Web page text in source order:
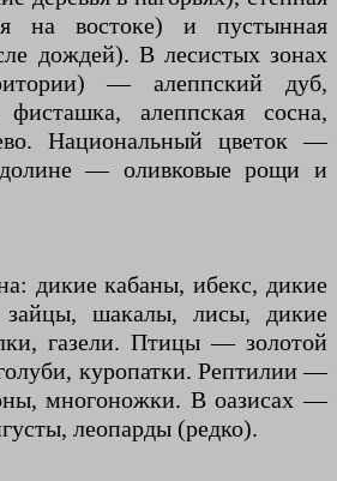
на востоке) и пустынная
дождей). В лесистых зонах
— алеппский дуб,
алеппская сосна,
Национальный цветок —
— оливковые рощи и
дикие кабаны, ибекс, дикие
шакалы, лисы, дикие
газели. Птицы — золотой
куропатки. Рептилии —
многоножки. В оазисах —
леопарды (редко).